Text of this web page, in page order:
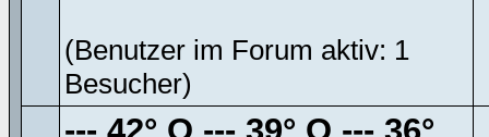
(Benutzer im Forum aktiv: 1
Besucher)